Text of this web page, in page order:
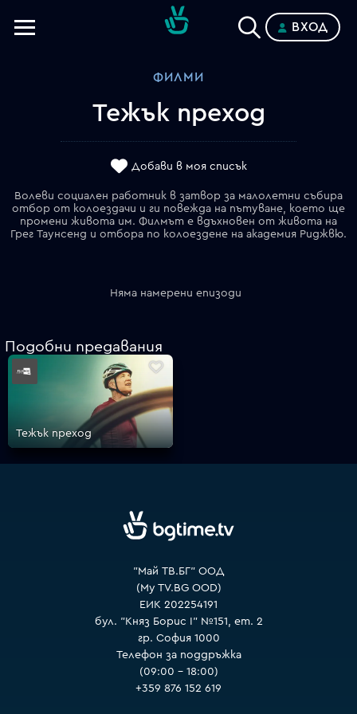
ВХОД
ФИЛМИ
Тежък преход
Добави в моя списък
Волеви социален работник в затвор за малолетни събира
отбор от колоездачи и ги повежда на пътуване, което ще
промени живота им. Филмът е вдъхновен от живота на
Грег Таунсенд и отбора по колоездене на академия Риджвю.
Няма намерени епизоди
Подобни предавания
Тежък преход
"Май ТВ.БГ" ООД
(My TV.BG OOD)
ЕИК 202254191
бул. "Княз Борис I" №151, ет. 2
гр. София 1000
Телефон за поддръжка
(09:00 – 18:00)
+359 876 152 619